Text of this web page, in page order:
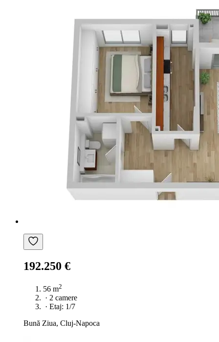
192.250 €
56 m2
· 2 camere
· Etaj: 1/7
Bună Ziua, Cluj-Napoca